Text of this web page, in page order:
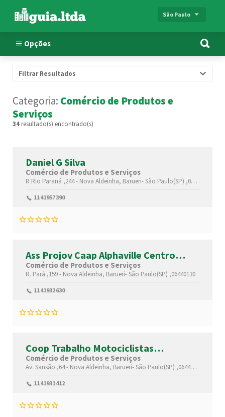
São Paulo
Opções
Filtrar Resultados
Categoria: Comércio de Produtos e
Serviços
34 resultado(s) encontrado(s)
Daniel G Silva
Comércio de Produtos e Serviços
R Rio Paraná ,244 - Nova Aldeinha, Barueri-São Paulo(SP) ,06440160
1141957390
Ass Projov Caap Alphaville Centro
Apoio Aprend Profissional
Comércio de Produtos e Serviços
R. Pará ,159 - Nova Aldeinha, Barueri-São Paulo(SP) ,06440130
1141932630
Coop Trabalho Motociclistas
Distribuição Atendimento Expressos
Comércio de Produtos e Serviços
Av. Sansão ,64 - Nova Aldeinha, Barueri-São Paulo(SP) ,06440140
1141931412